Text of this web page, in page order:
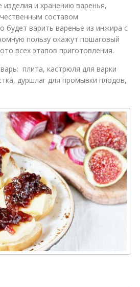
и хранению варенья,
составом
будет варить варенье из инжира с
пользу окажут пошаговый
всех этапов приготовления.
плита, кастрюля для варки
дуршлаг для промывки плодов,